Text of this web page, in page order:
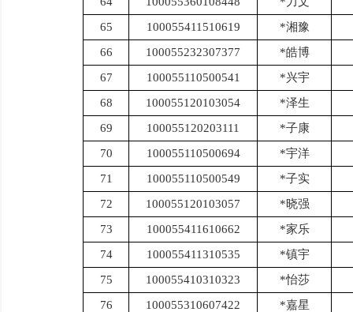
65
100055411510619
*湘豫
66
100055232307377
*皓博
67
100055110500541
*兴宇
68
100055120103054
*泽生
69
100055120203111
*子康
70
100055110500694
*宇洋
71
100055110500549
*子实
72
100055120103057
*晓强
73
100055411610662
*家乐
74
100055411310535
*镇宇
75
100055410310323
*怡莎
76
100055310607422
*嘉星